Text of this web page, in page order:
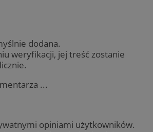
dodana.
weryfikacji, jej treść zostanie
...
opiniami użytkowników.